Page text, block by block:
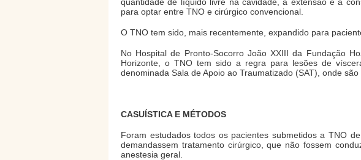
para optar entre TNO e cirúrgico convencional.
O TNO tem sido, mais recentemente, expandido para
No Hospital de Pronto-Socorro João XXIII da Fundação
Horizonte, o TNO tem sido a regra para lesões de
denominada Sala de Apoio ao Traumatizado (SAT), onde
CASUÍSTICA E MÉTODOS
Foram estudados todos os pacientes submetidos a TNO
demandassem tratamento cirúrgico, que não fossem
anestesia geral.